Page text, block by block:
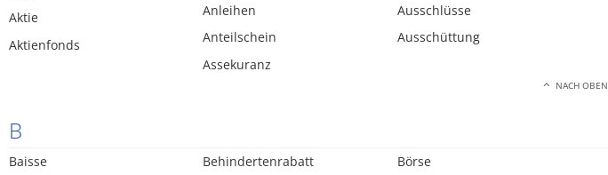
Aktie
Aktienfonds
Anleihen
Anteilschein
Assekuranz
Ausschlüsse
Ausschüttung
NACH OBEN
B
Baisse
Behindertenrabatt
Börse